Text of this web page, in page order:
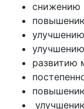
снижению
развитию